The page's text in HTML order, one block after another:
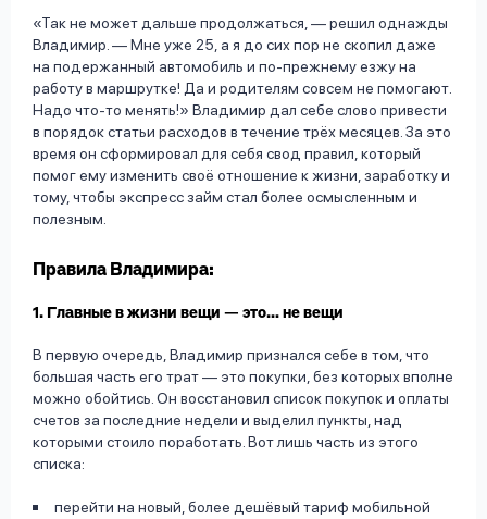
«Так не может дальше продолжаться, — решил однажды
Владимир. — Мне уже 25, а я до сих пор не скопил даже
на подержанный автомобиль и по-прежнему езжу на
работу в маршрутке! Да и родителям совсем не помогают.
Надо что-то менять!» Владимир дал себе слово привести
в порядок статьи расходов в течение трёх месяцев. За это
время он сформировал для себя свод правил, который
помог ему изменить своё отношение к жизни, заработку и
тому, чтобы экспресс займ стал более осмысленным и
полезным.
Правила Владимира:
1. Главные в жизни вещи — это… не вещи
В первую очередь, Владимир признался себе в том, что
большая часть его трат — это покупки, без которых вполне
можно обойтись. Он восстановил список покупок и оплаты
счетов за последние недели и выделил пункты, над
которыми стоило поработать. Вот лишь часть из этого
списка:
перейти на новый, более дешёвый тариф мобильной